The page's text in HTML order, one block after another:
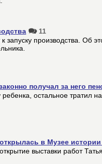
11
запуску производства. Об
получал за него
остальное тратил
в Музее истории
выставки работ